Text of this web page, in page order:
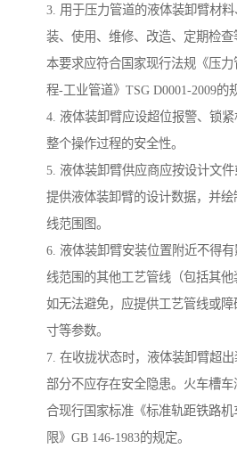
3. 用于压力管道的液体装卸臂材
装、使用、维修、改造、定期检
本要求应符合国家现行法规《压
程-工业管道》TSG D0001-2009的
4. 液体装卸臂应设超位报警、锁
整个操作过程的安全性。
5. 液体装卸臂供应商应按设计文件
提供液体装卸臂的设计数据，并
线范围图。
6. 液体装卸臂安装位置附近不得
线范围的其他工艺管线（包括其他
如无法避免，应提供工艺管线或
寸等参数。
7. 在收拢状态时，液体装卸臂超
部分不应存在安全隐患。火车槽
合现行国家标准《标准轨距铁路
限》GB 146-1983的规定。